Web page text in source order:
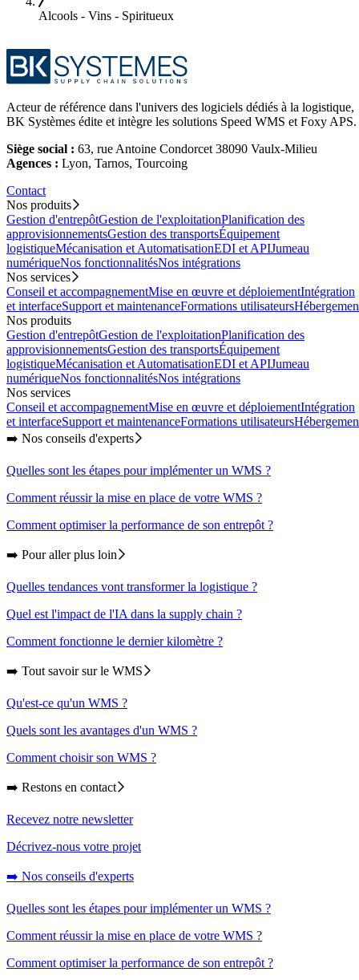
Alcools - Vins - Spiritueux
Acteur de référence dans l'univers des logiciels dédiés à la logistique,
BK Systèmes édite et intègre les solutions Speed WMS et Foxy APS.
Siège social : 63, rue Antoine Condorcet 38090 Vaulx-Milieu
Agences : Lyon, Tarnos, Tourcoing
Contact
Nos produits
Gestion d'entrepôtGestion de l'exploitationPlanification des
approvisionnementsGestion des transportsÉquipement
logistiqueMécanisation et AutomatisationEDI et APIJumeau
numériqueNos fonctionnalitésNos intégrations
Nos services
Conseil et accompagnementMise en œuvre et déploiementIntégration
et interfaceSupport et maintenanceFormations utilisateurs
Nos produits
Gestion d'entrepôtGestion de l'exploitationPlanification des
approvisionnementsGestion des transportsÉquipement
logistiqueMécanisation et AutomatisationEDI et APIJumeau
numériqueNos fonctionnalitésNos intégrations
Nos services
Conseil et accompagnementMise en œuvre et déploiementIntégration
et interfaceSupport et maintenanceFormations utilisateurs
➡️ Nos conseils d'experts
Quelles sont les étapes pour implémenter un WMS ?
Comment réussir la mise en place de votre WMS ?
Comment optimiser la performance de son entrepôt ?
➡️ Pour aller plus loin
Quelles tendances vont transformer la logistique ?
Quel est l'impact de l'IA dans la supply chain ?
Comment fonctionne le dernier kilomètre ?
➡️ Tout savoir sur le WMS
Qu'est-ce qu'un WMS ?
Quels sont les avantages d'un WMS ?
Comment choisir son WMS ?
➡️ Restons en contact
Recevez notre newsletter
Décrivez-nous votre projet
➡️ Nos conseils d'experts
Quelles sont les étapes pour implémenter un WMS ?
Comment réussir la mise en place de votre WMS ?
Comment optimiser la performance de son entrepôt ?